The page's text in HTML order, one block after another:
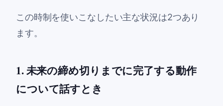
この時制を使いこなしたい主な状況は2つあり
ます。
1. 未来の締め切りまでに完了する動作
について話すとき